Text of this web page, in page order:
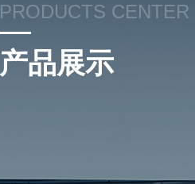
PRODUCTS CENTER
产品展示